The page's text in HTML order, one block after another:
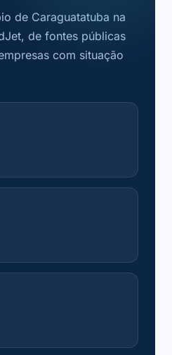
de Caraguatatuba na
de fontes públicas
com situação